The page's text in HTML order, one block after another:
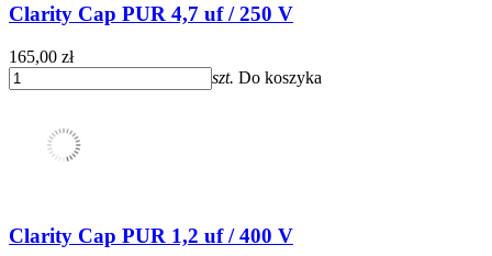
Clarity Cap PUR 4,7 uf / 250 V
165,00 zł
szt. Do koszyka
Clarity Cap PUR 1,2 uf / 400 V